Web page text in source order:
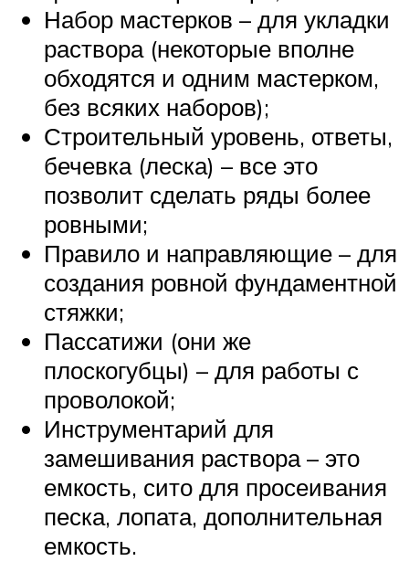
Набор мастерков – для укладки
раствора (некоторые вполне
обходятся и одним мастерком,
без всяких наборов);
Строительный уровень, ответы,
бечевка (леска) – все это
позволит сделать ряды более
ровными;
Правило и направляющие – для
создания ровной фундаментной
стяжки;
Пассатижи (они же
плоскогубцы) – для работы с
проволокой;
Инструментарий для
замешивания раствора – это
емкость, сито для просеивания
песка, лопата, дополнительная
емкость.